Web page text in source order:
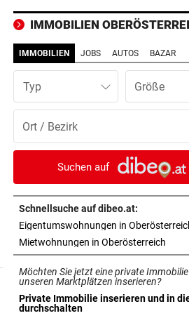
Den Freiluftsommer in
Reinkultur erleben
WOLLTE AUSWEICHEN vor 6
Alkolenker überschlug sich
wegen eines Hasen
vor
Autocross Geschichte
PATIENTEN WOHLAUF vor
Premiere an Linzer Uniklinik:
Herz-OP mit Roboter
BAUSTART IM OKTOBER
Jetzt ist fix, was am
entstehen wird
WEGEN AUTOREIFEN
IMMOBILIEN
IMMOBILIEN JOBS AUTOS BAZAR
Typ
Suchen auf
Schnellsuche auf dibeo.at:
Eigentumswohnungen in
Mietwohnungen in Oberösterreich
Möchten Sie jetzt eine private
unseren Marktplätzen inserieren?
Private Immobilie inserieren und in
durchschalten
in neuem Tab öffnen